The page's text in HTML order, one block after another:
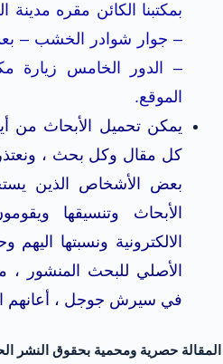
– جوار شوادر الخشب –
– الدور الخامس زيارة
الموقع.
كل مقال وكل بحث ،
بعض الأشخاص الذين
الأبحاث وتنسيقها
الالكترونية ونسبتها
الأصلي للبحث المنشور ،
في سيرش جوجل ، أعانهم
المقالة حصرية ومحمية بحقوق النشر